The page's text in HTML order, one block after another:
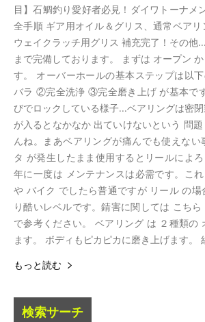
目】石鯛釣り愛好者必見！ダイワトーナメ
全手順 ギア用オイル＆グリス、通常ベア
ウェイクラッチ用グリス 補充完了！その他
まで完備しております。 まずは オープン
す。 オーバーホールの基本ステップは以
バラ ②完全洗浄 ③完全磨き上げ が基本で
びでロックしている様子...ベアリングは密
が入るとなかなか 出ていけないという 問
んね。まあベアリングが痛んでも使えな
タ が発生したまま使用するとリールによ
年に一度は メンテナンスは必需です。こ
や バイク でしたら普通ですが リール の
り酷いレベルです。錆害に関しては こち
で参考ください。 ベアリング は ２種類の
ます。 ボディもピカピカに磨き上げます。
もっと読む
検索サーチ